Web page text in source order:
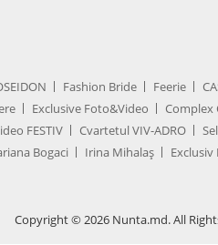
Fashion Bride Feerie
Exclusive Foto&Video Complex
FESTIV Cvartetul VIV-ADRO
Bogaci Irina Mihalaș Exclusiv
Copyright © 2026 Nunta.md. All